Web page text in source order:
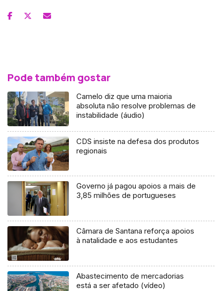
Pode também gostar
Camelo diz que uma maioria
absoluta não resolve problemas de
instabilidade (áudio)
CDS insiste na defesa dos produtos
regionais
Governo já pagou apoios a mais de
3,85 milhões de portugueses
Câmara de Santana reforça apoios
à natalidade e aos estudantes
Abastecimento de mercadorias
está a ser afetado (vídeo)